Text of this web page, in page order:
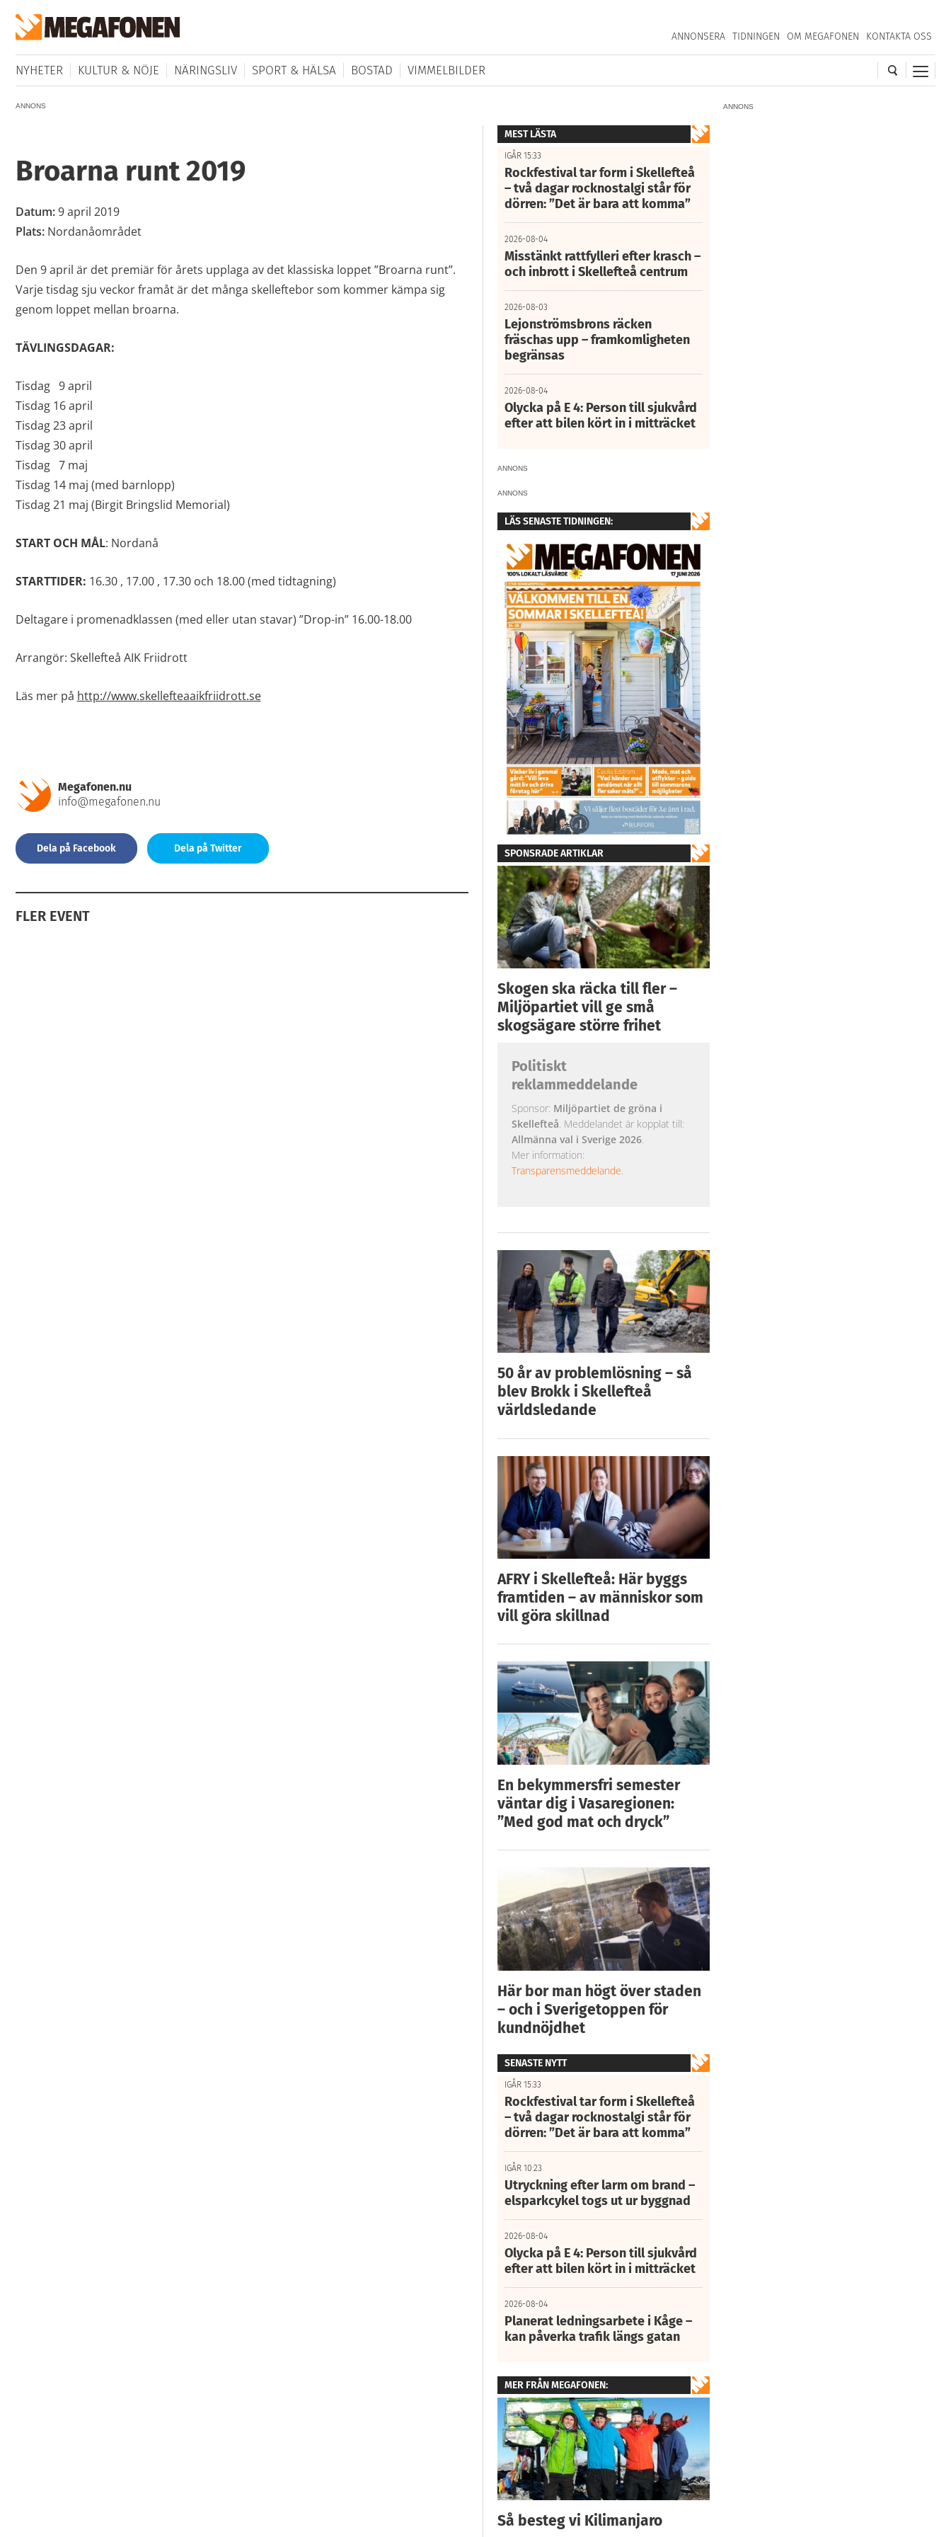
ANNONSERA TIDNINGEN OM MEGAFONEN KONTAKTA OSS
NYHETER KULTUR & NÖJE NÄRINGSLIV SPORT & HÄLSA BOSTAD VIMMELBILDER
ANNONS
ANNONS
Broarna runt 2019
Datum:9 april 2019
Plats:Nordanåområdet
Den 9 april är det premiär för årets upplaga av det klassiska loppet ”Broarna runt”.
Varje tisdag sju veckor framåt är det många skelleftebor som kommer kämpa sig
genom loppet mellan broarna.
TÄVLINGSDAGAR:
Tisdag 9 april
Tisdag 16 april
Tisdag 23 april
Tisdag 30 april
Tisdag 7 maj
Tisdag 14 maj (med barnlopp)
Tisdag 21 maj (Birgit Bringslid Memorial)
START OCH MÅL: Nordanå
STARTTIDER: 16.30 , 17.00 , 17.30 och 18.00 (med tidtagning)
Deltagare i promenadklassen (med eller utan stavar) ”Drop-in” 16.00-18.00
Arrangör: Skellefteå AIK Friidrott
Läs mer på http://www.skellefteaaikfriidrott.se
Megafonen.nu
info@megafonen.nu
Dela på Facebook Dela på Twitter
FLER EVENT
MEST LÄSTA
IGÅR 15:33
Rockfestival tar form i Skellefteå
– två dagar rocknostalgi står för
dörren: ”Det är bara att komma”
2026-08-04
Misstänkt rattfylleri efter krasch –
och inbrott i Skellefteå centrum
2026-08-03
Lejonströmsbrons räcken
fräschas upp – framkomligheten
begränsas
2026-08-04
Olycka på E 4: Person till sjukvård
efter att bilen kört in i mitträcket
ANNONS
ANNONS
LÄS SENASTE TIDNINGEN:
SPONSRADE ARTIKLAR
Skogen ska räcka till fler –
Miljöpartiet vill ge små
skogsägare större frihet
Politiskt
reklammeddelande
Sponsor: Miljöpartiet de gröna i
Skellefteå. Meddelandet är kopplat till:
Allmänna val i Sverige 2026.
Mer information:
Transparensmeddelande.
50 år av problemlösning – så
blev Brokk i Skellefteå
världsledande
AFRY i Skellefteå: Här byggs
framtiden – av människor som
vill göra skillnad
En bekymmersfri semester
väntar dig i Vasaregionen:
”Med god mat och dryck”
Här bor man högt över staden
– och i Sverigetoppen för
kundnöjdhet
SENASTE NYTT
IGÅR 15:33
Rockfestival tar form i Skellefteå
– två dagar rocknostalgi står för
dörren: ”Det är bara att komma”
IGÅR 10:23
Utryckning efter larm om brand –
elsparkcykel togs ut ur byggnad
2026-08-04
Olycka på E 4: Person till sjukvård
efter att bilen kört in i mitträcket
2026-08-04
Planerat ledningsarbete i Kåge –
kan påverka trafik längs gatan
MER FRÅN MEGAFONEN:
Så besteg vi Kilimanjaro